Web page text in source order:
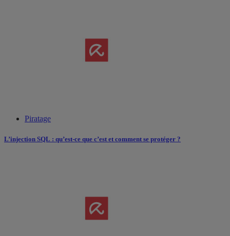
Piratage
L’injection SQL : qu’est-ce que c’est et comment se protéger ?